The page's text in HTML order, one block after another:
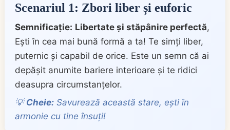
Scenariul 1: Zbori liber și euforic
Semnificație: Libertate și stăpânire perfectă,
Ești în cea mai bună formă a ta! Te simți liber,
puternic și capabil de orice. Este un semn că ai
depășit anumite bariere interioare și te ridici
deasupra circumstanțelor.
💡Cheie: Savurează această stare, ești în
armonie cu tine însuți!